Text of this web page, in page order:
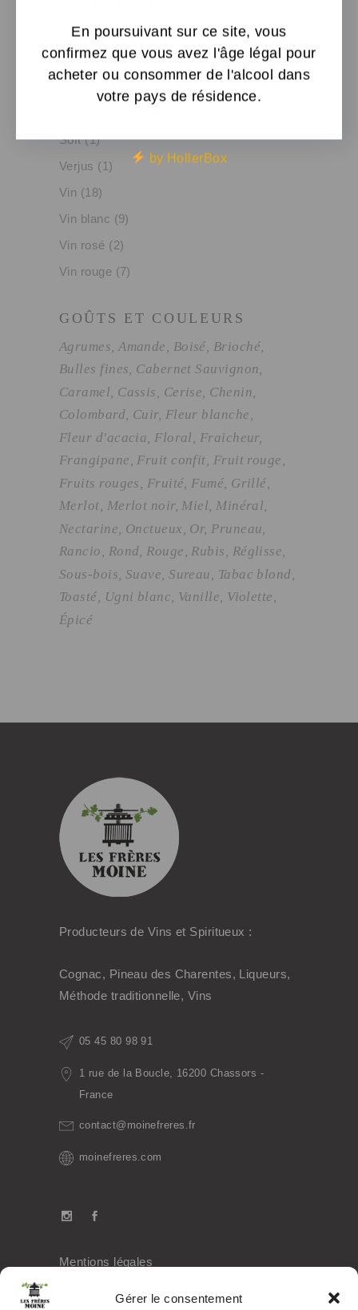
Gérer le consentement
Bulles (3)
Carte Club (1)
Soft (1)
Verjus (1)
Vin (18)
Vin blanc (9)
Vin rosé (2)
Vin rouge (7)
GOÛTS ET COULEURS
Agrumes Amande Boisé
Brioché
Bulles fines Cabernet Sauvignon
Caramel Cassis Cerise Chenin
Colombard Cuir Fleur blanche
Fleur d'acacia
Floral
Fraicheur
Frangipane Fruit confit Fruit rouge
Fruits rouges
Fruité Fumé Grillé
Merlot Merlot noir Miel Minéral
Nectarine Onctueux Or Pruneau
Rancio
Rond Rouge Rubis
Réglisse
Sous-bois Suave Sureau
Tabac blond
Toasté
Ugni blanc Vanille Violette
Épicé
Producteurs de Vins et Spiritueux :
Cognac, Pineau des Charentes, Liqueurs,
Méthode traditionnelle, Vins
05 45 80 98 91
1 rue de la Boucle, 16200 Chassors -
France
contact@moinefreres.fr
moinefreres.com
Mentions légales
Politique de confidentialité
En poursuivant sur ce site, vous
confirmez que vous avez l'âge légal pour
acheter ou consommer de l'alcool dans
votre pays de résidence.
by HollerBox